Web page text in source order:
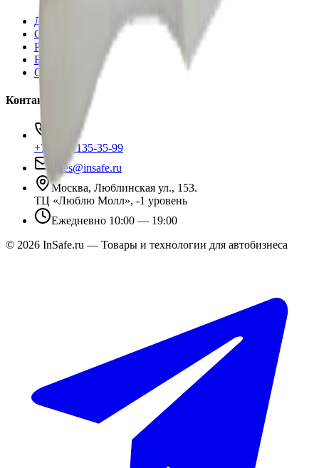
Доставка и оплата
Обучение
Распродажа
Бренды
О компании
Контакты
+7 (495) 135-35-99
sales@insafe.ru
Москва, Люблинская ул., 153.
ТЦ «Люблю Молл», -1 уровень
Ежедневно 10:00 — 19:00
© 2026 InSafe.ru — Товары и технологии для автобизнеса